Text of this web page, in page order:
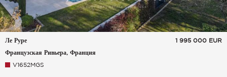
Ле Руре
Французская Ривьера, Франция
1 995 000 EUR
V1652MGS